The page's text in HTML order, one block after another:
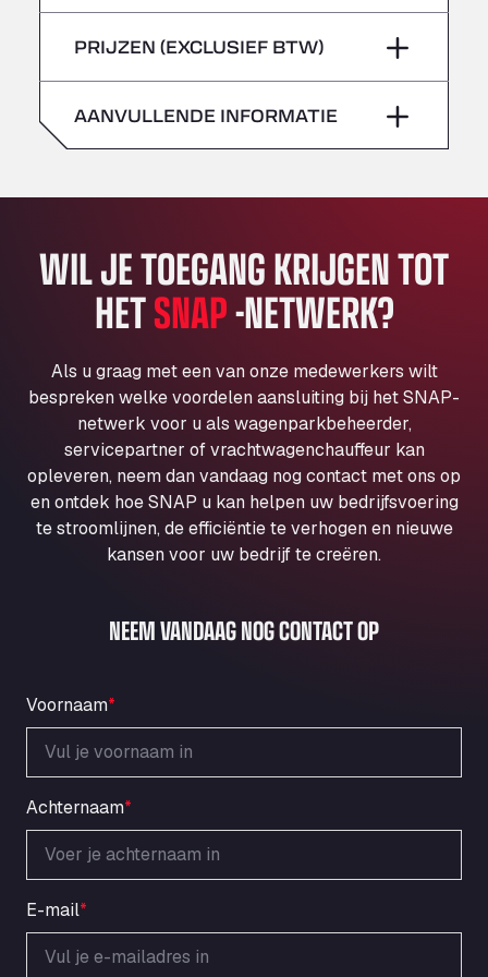
American Truck Wash
Av. des Etats-Unis 90, 6041
Andamur Guarroman
Aut. A4 Salida 288 Pol. Ind. del Guadiel, 23210
AP7 Salida 2, C/ Bassegoda, 4, 17700
A-15 Salida Imarcoain, 31119
Andamur San Roman II
Aut A1 Exit 385, 01207
Anglia Motel
Washway Road, PE12 8LT
Anpol Sp. z o.o.
Ul. Torunska 147, 85884
Aqua Ariva GmbH
Marie-Curie-Straße 24, 68219
Aral Autohof Bockel
An der Autobahn 1, 27404
ARAL Autohof Bockenem
ARAL Autohof Merklingen
Schellweilerstraße 1, 66871
ARAL Tankstelle - XXL Truckwash.de
GmbH
Ardleigh South Services
a120 westbound, CO77SL
Area 47 Hermanos Rico
Autovia A4 km 47, 28300
Area de Servicio Agetrans
Autovia del Mediterraneo , 30850
zondag –
zaterdag –
PRIJZEN (EXCLUSIEF BTW)
AANVULLENDE INFORMATIE
WIL JE TOEGANG KRIJGEN TOT
HETSNAP-NETWERK?
Als u graag met een van onze medewerkers wilt
bespreken welke voordelen aansluiting bij het SNAP-
netwerk voor u als wagenparkbeheerder,
servicepartner of vrachtwagenchauffeur kan
opleveren, neem dan vandaag nog contact met ons op
en ontdek hoe SNAP u kan helpen uw bedrijfsvoering
te stroomlijnen, de efficiëntie te verhogen en nieuwe
kansen voor uw bedrijf te creëren.
NEEM VANDAAG NOG CONTACT OP
Voornaam*
Achternaam*
E-mail*